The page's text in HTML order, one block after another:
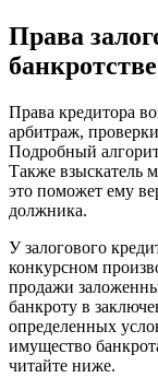
Права
банкротстве
Права кредитора
арбитраж,
Подробный
Также взыскатель
это поможет ему
должника.
У залогового
конкурсном
продажи
банкроту в
определенных
имущество
читайте ниже.